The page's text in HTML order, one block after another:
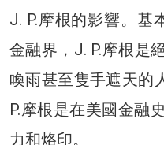
J. P.摩根的影響。基
金融界，J. P.摩根是
喚雨甚至隻手遮天的
P.摩根是在美國金融
力和烙印。